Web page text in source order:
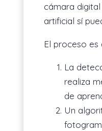
cámara
artificial sí
El proceso es
La
realiza
de
Un